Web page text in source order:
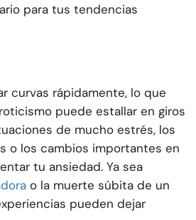
para tus tendencias
curvas rápidamente, lo que
puede estallar en giros
de mucho estrés, los
o los cambios importantes en
tu ansiedad. Ya sea
o la muerte súbita de un
pueden dejar